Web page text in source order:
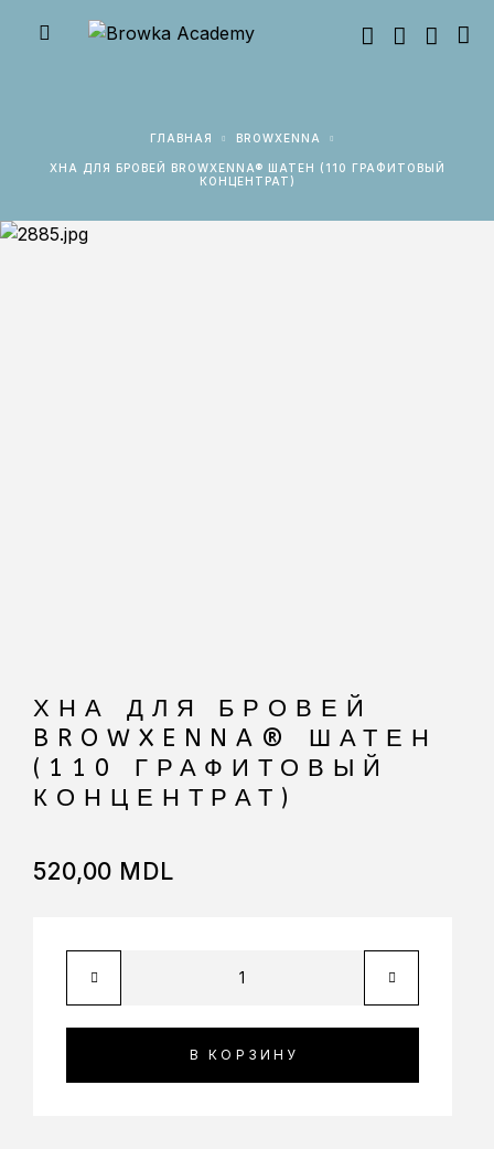
ГЛАВНАЯ BROWXENNA
ХНА ДЛЯ БРОВЕЙ BROWXENNA® ШАТЕН (110 ГРАФИТОВЫЙ
КОНЦЕНТРАТ)
ХНА ДЛЯ БРОВЕЙ
BROWXENNA® ШАТЕН
(110 ГРАФИТОВЫЙ
КОНЦЕНТРАТ)
520,00 MDL
В КОРЗИНУ